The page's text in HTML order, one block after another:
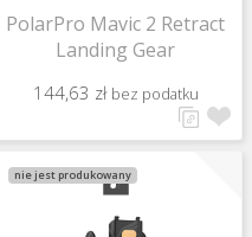
PolarPro Mavic 2 Retract
Landing Gear
144,63 zł bez podatku
nie jest produkowany